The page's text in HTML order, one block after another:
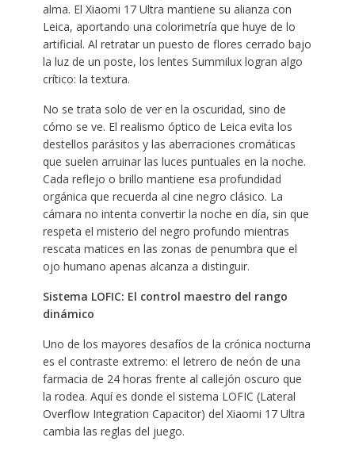
alma. El Xiaomi 17 Ultra mantiene su alianza con
Leica, aportando una colorimetría que huye de lo
artificial. Al retratar un puesto de flores cerrado bajo
la luz de un poste, los lentes Summilux logran algo
crítico: la textura.
No se trata solo de ver en la oscuridad, sino de
cómo se ve. El realismo óptico de Leica evita los
destellos parásitos y las aberraciones cromáticas
que suelen arruinar las luces puntuales en la noche.
Cada reflejo o brillo mantiene esa profundidad
orgánica que recuerda al cine negro clásico. La
cámara no intenta convertir la noche en día, sin que
respeta el misterio del negro profundo mientras
rescata matices en las zonas de penumbra que el
ojo humano apenas alcanza a distinguir.
Sistema LOFIC: El control maestro del rango
dinámico
Uno de los mayores desafíos de la crónica nocturna
es el contraste extremo: el letrero de neón de una
farmacia de 24 horas frente al callejón oscuro que
la rodea. Aquí es donde el sistema LOFIC (Lateral
Overflow Integration Capacitor) del Xiaomi 17 Ultra
cambia las reglas del juego.